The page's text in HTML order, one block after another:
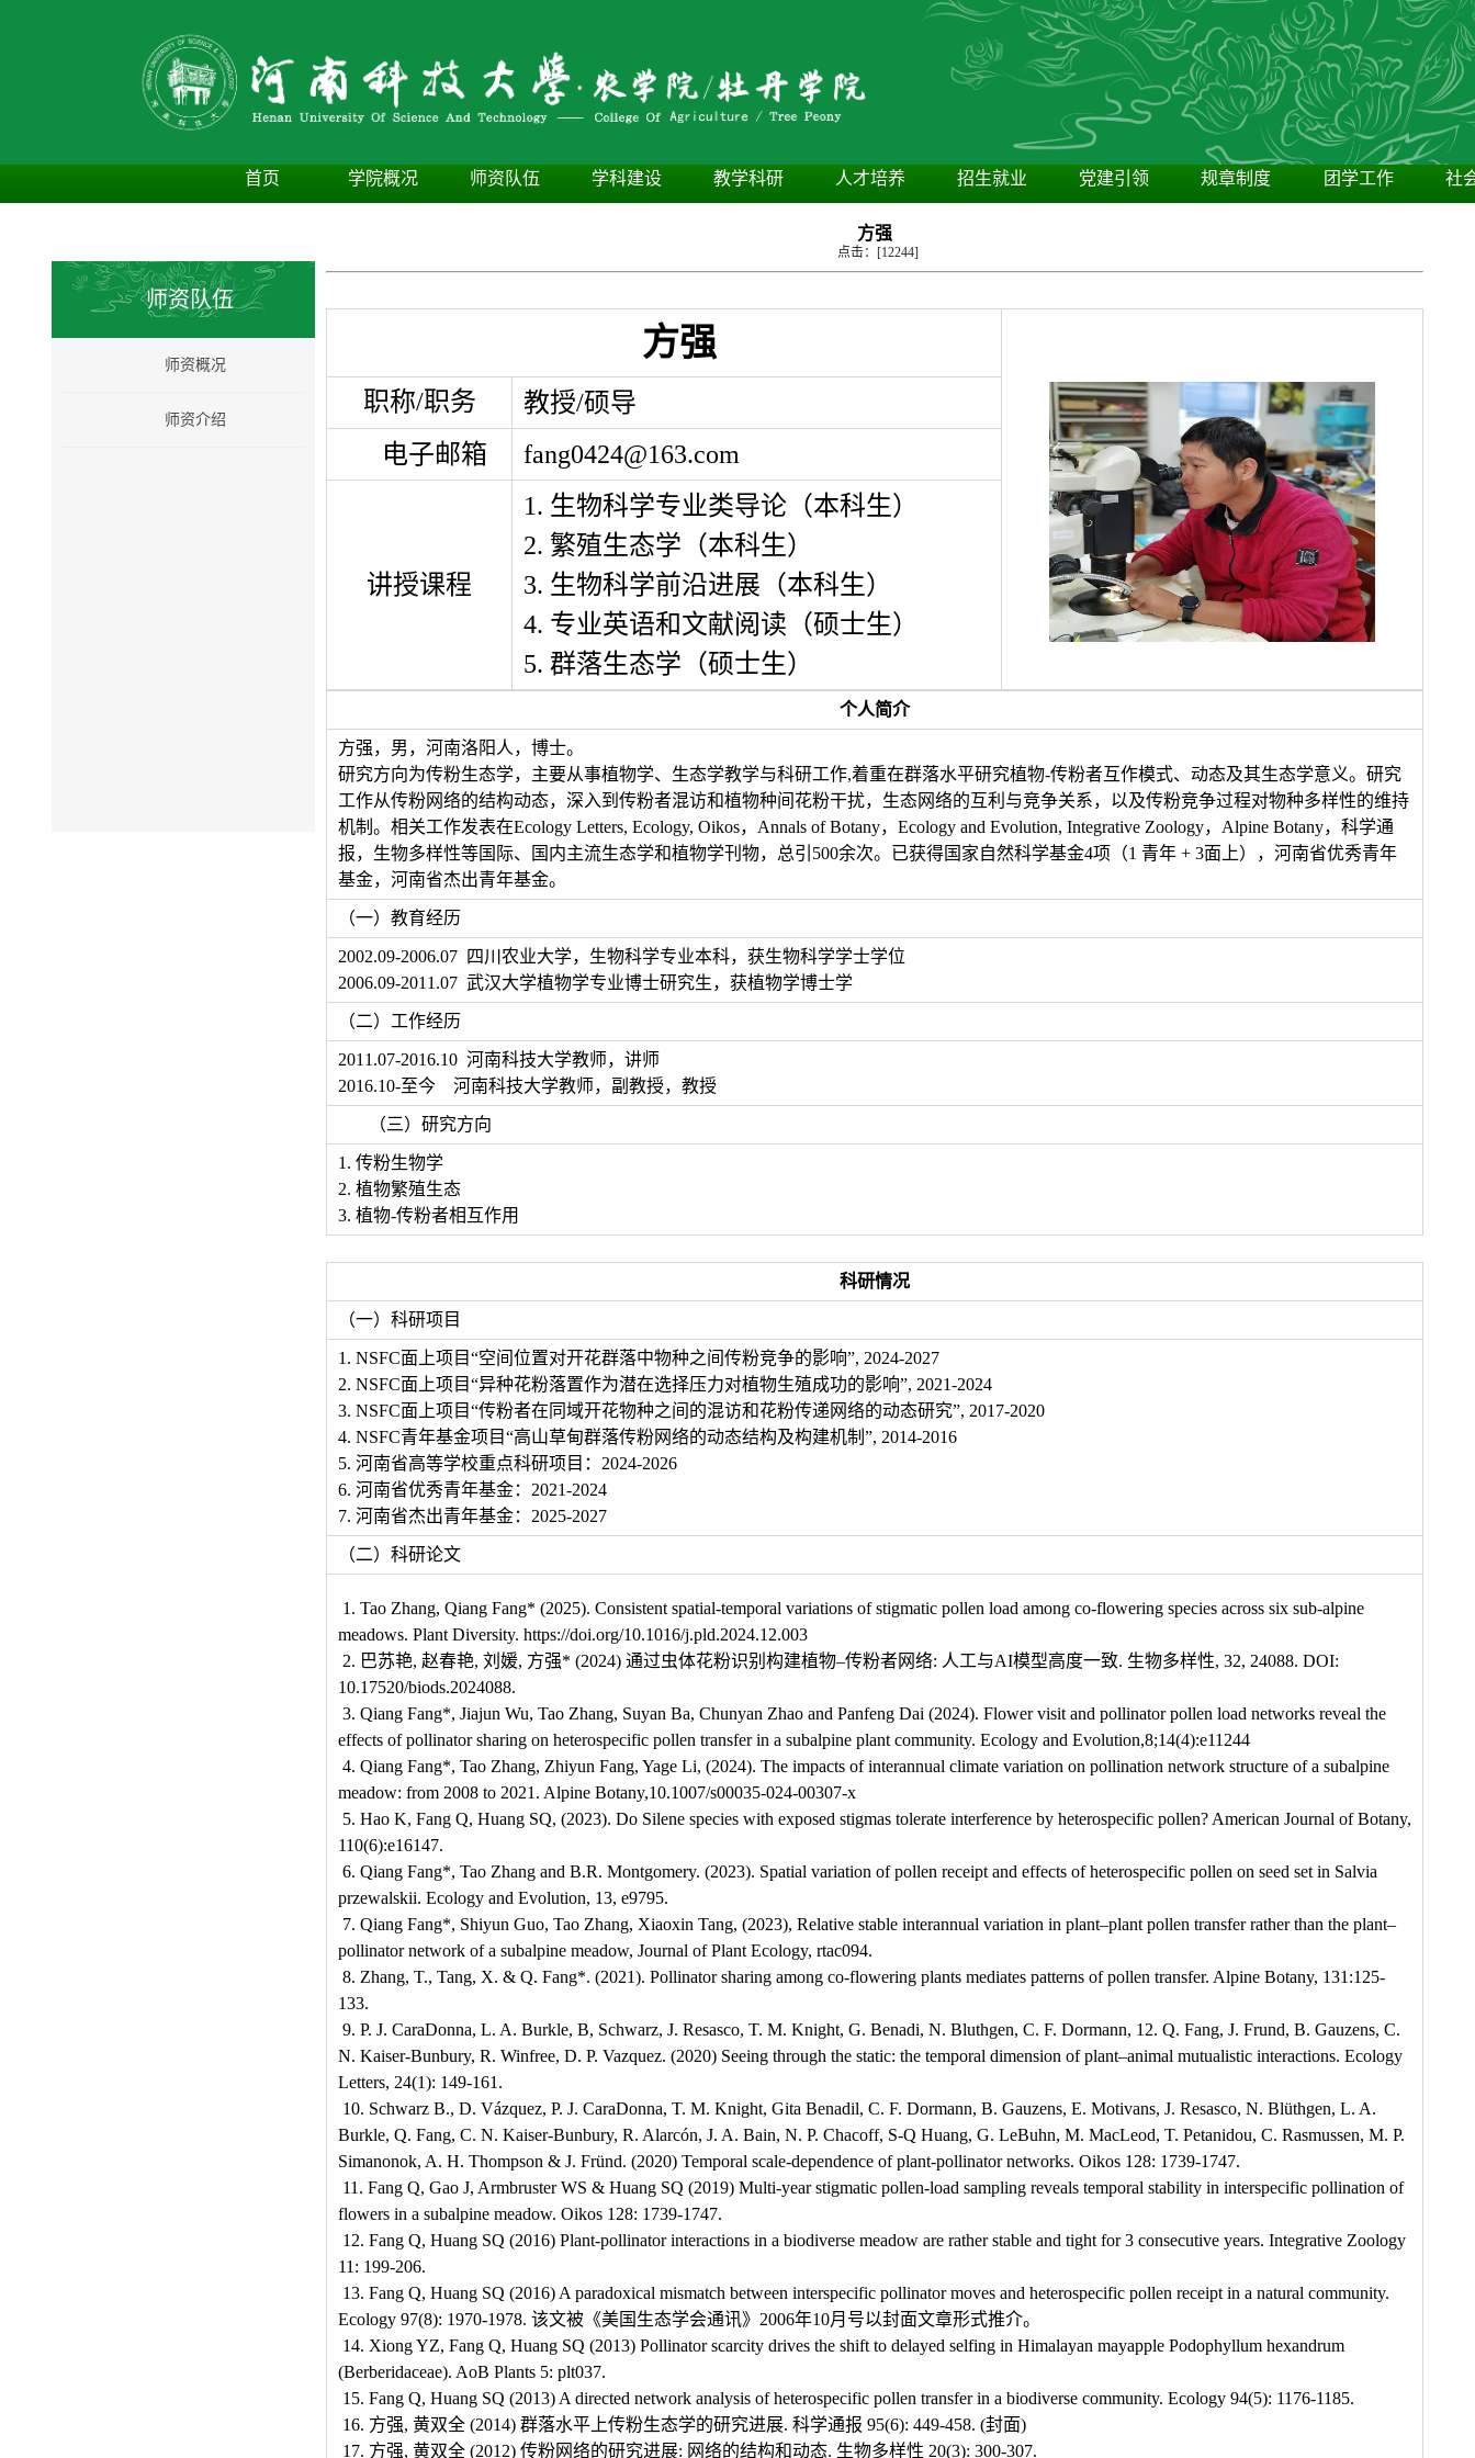
首页 学院概况 师资队伍 学科建设 教学科研 人才培养 招生就业 党建引领 规章制度 团学工作 社
师资队伍
师资概况
师资介绍
方强
点击：[12244]
方强
职称/职务
教授/硕导
电子邮箱
fang0424@163.com
讲授课程
1. 生物科学专业类导论（本科生）
2. 繁殖生态学（本科生）
3. 生物科学前沿进展（本科生）
4. 专业英语和文献阅读（硕士生）
5. 群落生态学（硕士生）
个人简介
方强，男，河南洛阳人，博士。
研究方向为传粉生态学，主要从事植物学、生态学教学与科研工作,着重在群落水平研究植物-传粉者互作模式、动态及其生态学意义。研究
工作从传粉网络的结构动态，深入到传粉者混访和植物种间花粉干扰，生态网络的互利与竞争关系，以及传粉竞争过程对物种多样性的维持
机制。相关工作发表在Ecology Letters, Ecology, Oikos，Annals of Botany，Ecology and Evolution, Integrative Zoology，Alpine Botany，科学通
报，生物多样性等国际、国内主流生态学和植物学刊物，总引500余次。已获得国家自然科学基金4项（1 青年 + 3面上），河南省优秀青年
基金，河南省杰出青年基金。
（一）教育经历
2002.09-2006.07 四川农业大学，生物科学专业本科，获生物科学学士学位
2006.09-2011.07 武汉大学植物学专业博士研究生，获植物学博士学
（二）工作经历
2011.07-2016.10 河南科技大学教师，讲师
2016.10-至今 河南科技大学教师，副教授，教授
（三）研究方向
1. 传粉生物学
2. 植物繁殖生态
3. 植物-传粉者相互作用
科研情况
（一）科研项目
1. NSFC面上项目“空间位置对开花群落中物种之间传粉竞争的影响”, 2024-2027
2. NSFC面上项目“异种花粉落置作为潜在选择压力对植物生殖成功的影响”, 2021-2024
3. NSFC面上项目“传粉者在同域开花物种之间的混访和花粉传递网络的动态研究”, 2017-2020
4. NSFC青年基金项目“高山草甸群落传粉网络的动态结构及构建机制”, 2014-2016
5. 河南省高等学校重点科研项目：2024-2026
6. 河南省优秀青年基金：2021-2024
7. 河南省杰出青年基金：2025-2027
（二）科研论文
1. Tao Zhang, Qiang Fang* (2025). Consistent spatial-temporal variations of stigmatic pollen load among co-flowering species across six sub-alpine
meadows. Plant Diversity. https://doi.org/10.1016/j.pld.2024.12.003
2. 巴苏艳, 赵春艳, 刘媛, 方强* (2024) 通过虫体花粉识别构建植物‒传粉者网络: 人工与AI模型高度一致. 生物多样性, 32, 24088. DOI:
10.17520/biods.2024088.
3. Qiang Fang*, Jiajun Wu, Tao Zhang, Suyan Ba, Chunyan Zhao and Panfeng Dai (2024). Flower visit and pollinator pollen load networks reveal the
effects of pollinator sharing on heterospecific pollen transfer in a subalpine plant community. Ecology and Evolution,8;14(4):e11244
4. Qiang Fang*, Tao Zhang, Zhiyun Fang, Yage Li, (2024). The impacts of interannual climate variation on pollination network structure of a subalpine
meadow: from 2008 to 2021. Alpine Botany,10.1007/s00035-024-00307-x
5. Hao K, Fang Q, Huang SQ, (2023). Do Silene species with exposed stigmas tolerate interference by heterospecific pollen? American Journal of Botany,
110(6):e16147.
6. Qiang Fang*, Tao Zhang and B.R. Montgomery. (2023). Spatial variation of pollen receipt and effects of heterospecific pollen on seed set in Salvia
przewalskii. Ecology and Evolution, 13, e9795.
7. Qiang Fang*, Shiyun Guo, Tao Zhang, Xiaoxin Tang, (2023), Relative stable interannual variation in plant‒plant pollen transfer rather than the plant‒
pollinator network of a subalpine meadow, Journal of Plant Ecology, rtac094.
8. Zhang, T., Tang, X. & Q. Fang*. (2021). Pollinator sharing among co-flowering plants mediates patterns of pollen transfer. Alpine Botany, 131:125-
133.
9. P. J. CaraDonna, L. A. Burkle, B, Schwarz, J. Resasco, T. M. Knight, G. Benadi, N. Bluthgen, C. F. Dormann, 12. Q. Fang, J. Frund, B. Gauzens, C.
N. Kaiser-Bunbury, R. Winfree, D. P. Vazquez. (2020) Seeing through the static: the temporal dimension of plant–animal mutualistic interactions. Ecology
Letters, 24(1): 149-161.
10. Schwarz B., D. Vázquez, P. J. CaraDonna, T. M. Knight, Gita Benadil, C. F. Dormann, B. Gauzens, E. Motivans, J. Resasco, N. Blüthgen, L. A.
Burkle, Q. Fang, C. N. Kaiser-Bunbury, R. Alarcón, J. A. Bain, N. P. Chacoff, S-Q Huang, G. LeBuhn, M. MacLeod, T. Petanidou, C. Rasmussen, M. P.
Simanonok, A. H. Thompson & J. Fründ. (2020) Temporal scale-dependence of plant-pollinator networks. Oikos 128: 1739-1747.
11. Fang Q, Gao J, Armbruster WS & Huang SQ (2019) Multi-year stigmatic pollen-load sampling reveals temporal stability in interspecific pollination of
flowers in a subalpine meadow. Oikos 128: 1739-1747.
12. Fang Q, Huang SQ (2016) Plant-pollinator interactions in a biodiverse meadow are rather stable and tight for 3 consecutive years. Integrative Zoology
11: 199-206.
13. Fang Q, Huang SQ (2016) A paradoxical mismatch between interspecific pollinator moves and heterospecific pollen receipt in a natural community.
Ecology 97(8): 1970-1978. 该文被《美国生态学会通讯》2006年10月号以封面文章形式推介。
14. Xiong YZ, Fang Q, Huang SQ (2013) Pollinator scarcity drives the shift to delayed selfing in Himalayan mayapple Podophyllum hexandrum
(Berberidaceae). AoB Plants 5: plt037.
15. Fang Q, Huang SQ (2013) A directed network analysis of heterospecific pollen transfer in a biodiverse community. Ecology 94(5): 1176-1185.
16. 方强, 黄双全 (2014) 群落水平上传粉生态学的研究进展. 科学通报 95(6): 449-458. (封面)
17. 方强, 黄双全 (2012) 传粉网络的研究进展: 网络的结构和动态. 生物多样性 20(3): 300-307.